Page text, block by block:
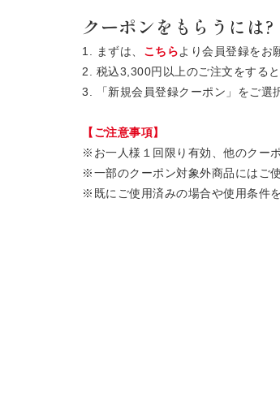
クーポンをもらうには?
1. まずは、 こちらより会員登録をお
2. 税込3,300円以上のご注文をする
3. 「新規会員登録クーポン」をご選
【ご注意事項】
※お一人様１回限り有効、他のクー
※一部のクーポン対象外商品にはご
※既にご使用済みの場合や使用条件